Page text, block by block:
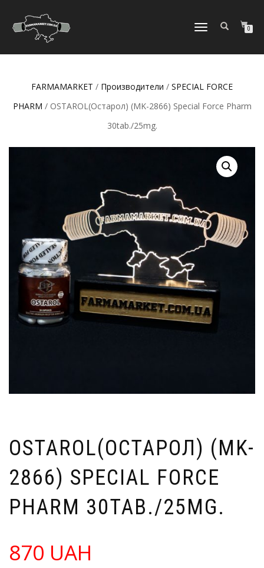
ПЕРЕКЛЮЧИТЬ
0
FARMAMARKET / Производители / SPECIAL FORCE
PHARM / OSTAROL(Остарол) (MK-2866) Special Force Pharm
30tab./25mg.
OSTAROL(ОСТАРОЛ) (MK-
2866) SPECIAL FORCE
PHARM 30TAB./25MG.
870 UAH